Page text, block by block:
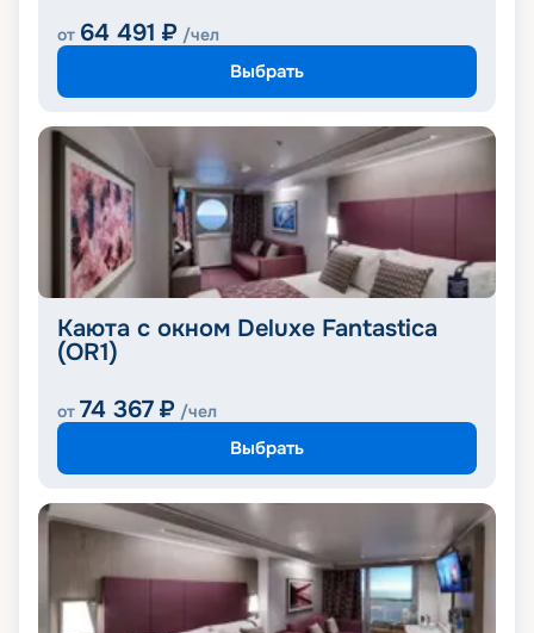
от 64 491 ₽ /чел
Выбрать
Каюта с окном Deluxe Fantastica
(OR1)
от 74 367 ₽ /чел
Выбрать